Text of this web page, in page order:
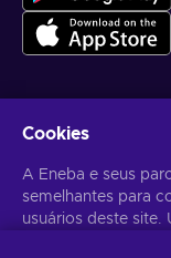
Receba ofertas
Você pode cancelar
Cookies
A Eneba e seus
semelhantes para
usuários deste site.